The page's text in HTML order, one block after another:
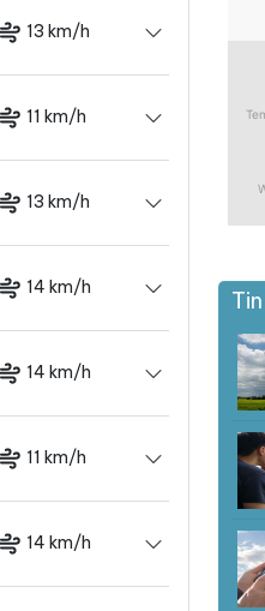
13 km/h
11 km/h
13 km/h
14 km/h
14 km/h
11 km/h
14 km/h